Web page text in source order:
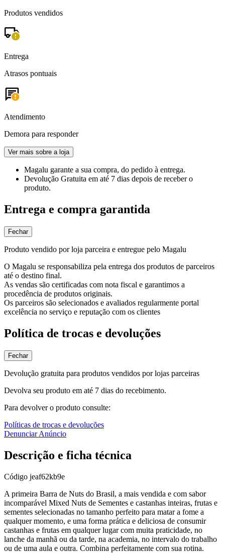
Produtos vendidos
Entrega
Atrasos pontuais
Atendimento
Demora para responder
Ver mais sobre a loja
Magalu garante a sua compra, do pedido à entrega.
Devolução Gratuita em até 7 dias depois de receber o
produto.
Entrega e compra garantida
Fechar
Produto vendido por loja parceira e entregue pelo Magalu
O Magalu se responsabiliza pela entrega dos produtos de parceiros
até o destino final.
As vendas são certificadas com nota fiscal e garantimos a
procedência de produtos originais.
Os parceiros são selecionados e avaliados regularmente portal
excelência no serviço e reputação com os clientes
Política de trocas e devoluções
Fechar
Devolução gratuita para produtos vendidos por lojas parceiras
Devolva seu produto em até 7 dias do recebimento.
Para devolver o produto consulte:
Políticas de trocas e devoluções
Denunciar Anúncio
Descrição e ficha técnica
Código jeaf62kb9e
A primeira Barra de Nuts do Brasil, a mais vendida e com sabor
incomparável Mixed Nuts de Sementes e castanhas inteiras, frutas e
sementes selecionadas no tamanho perfeito para matar a fome a
qualquer momento, e uma forma prática e deliciosa de consumir
castanhas e frutas em qualquer lugar com muita praticidade, no
lanche da manhã ou da tarde, na academia, no intervalo do trabalho
ou de uma aula e outra. Combina perfeitamente com sua rotina.